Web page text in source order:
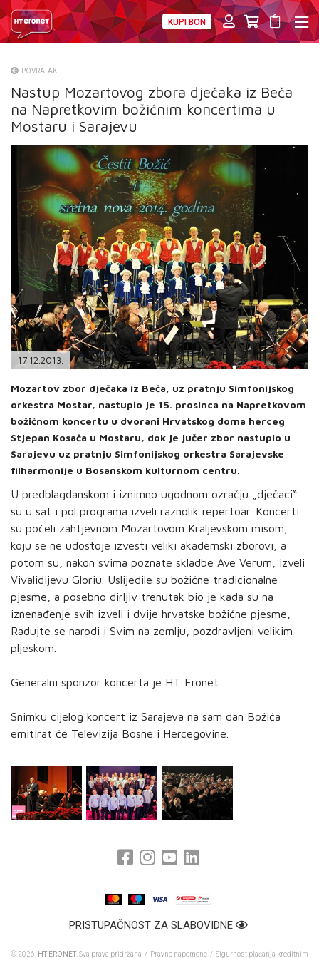
KUPI BON
O NAMA
PRESS
NATJEČAJI
VELEPRODAJA
KONTAKTI
MOJ PROFIL
E-RAČUN
PODRŠKA
TELEFONSKI IMENIK
POVRATAK
Nastup Mozartovog zbora dječaka iz Beča
na Napretkovim božićnim koncertima u
Mostaru i Sarajevu
17.12.2013.
Mozartov zbor dječaka iz Beča, uz pratnju Simfonijskog
orkestra Mostar, nastupio je 15. prosinca na Napretkovom
božićnom koncertu u dvorani Hrvatskog doma herceg
Stjepan Kosača u Mostaru, dok je jučer zbor nastupio u
Sarajevu uz pratnju Simfonijskog orkestra Sarajevske
filharmonije u Bosanskom kulturnom centru.
U predblagdanskom i iznimno ugodnom ozračju „dječaci“
su u sat i pol programa izveli raznolik repertoar. Koncerti
su počeli zahtjevnom Mozartovom Kraljevskom misom,
koju se ne udostoje izvesti veliki akademski zborovi, a
potom su, nakon svima poznate skladbe Ave Verum, izveli
Vivalidijevu Gloriu. Uslijedile su božićne tradicionalne
pjesme, a posebno dirljiv trenutak bio je kada su na
iznenađenje svih izveli i dvije hrvatske božićne pjesme,
Radujte se narodi i Svim na zemlju, pozdravljeni velikim
pljeskom.
Generalni sponzor koncerta je HT Eronet.
Snimku cijelog koncert iz Sarajeva na sam dan Božića
emitirat će Televizija Bosne i Hercegovine.
PRISTUPAČNOST ZA SLABOVIDNE
© 2026. HT ERONET . Sva prava pridržana / Pravne napomene / Sigurnost plaćanja kreditnim